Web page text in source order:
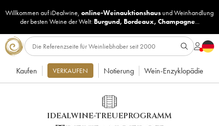
Willkommen auf iDealwine, online-Weinauktionshaus undWeinhandlung
der besten Weine der Welt: Burgund, Bordeaux, Champagne...
Kaufen VERKAUFEN Notierung Wein-Enzyklopädie
IDEALWINE-TREUEPROGRAMM